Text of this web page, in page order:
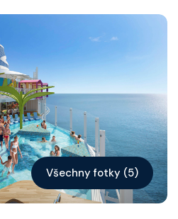
Všechny fotky (5)